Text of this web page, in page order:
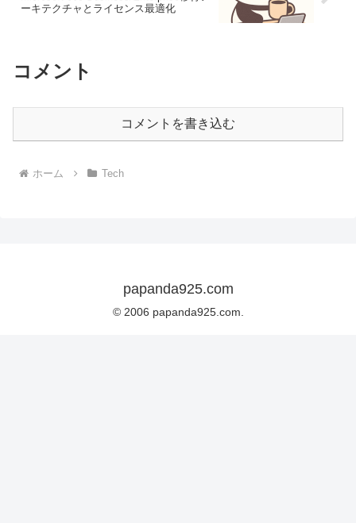
ーキテクチャとライセンス最適化
コメント
コメントを書き込む
ホーム Tech
papanda925.com
© 2006 papanda925.com.